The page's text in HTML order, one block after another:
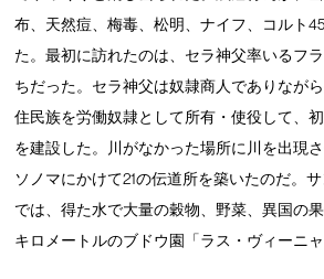
布、天然痘、梅毒、松明、ナイフ、コルト
た。最初に訪れたのは、セラ神父率いるフ
ちだった。セラ神父は奴隷商人でありなが
住民族を労働奴隷として所有・使役して、
を建設した。川がなかった場所に川を出現
ソノマにかけて21の伝道所を築いたのだ。
では、得た水で大量の穀物、野菜、異国の
キロメートルのブドウ園「ラス・ヴィーニャ